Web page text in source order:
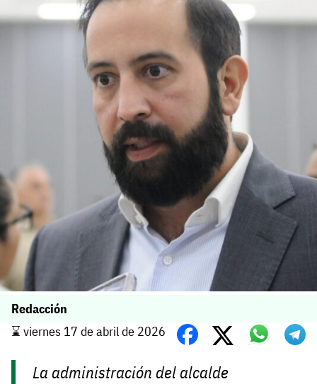
Redacción
⌛️ viernes 17 de abril de 2026
La administración del alcalde